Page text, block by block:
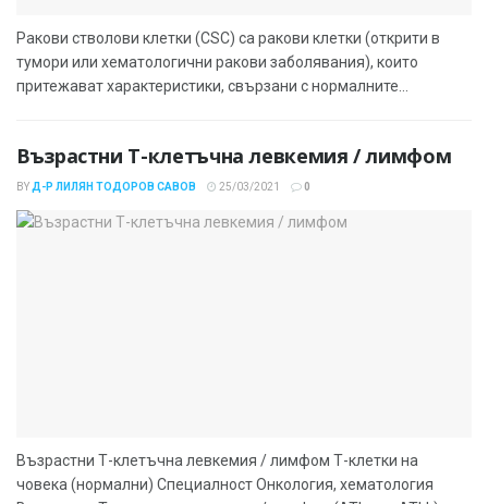
Ракови стволови клетки (CSC) са ракови клетки (открити в
тумори или хематологични ракови заболявания), които
притежават характеристики, свързани с нормалните...
Възрастни Т-клетъчна левкемия / лимфом
BY Д-Р ЛИЛЯН ТОДОРОВ САВОВ 25/03/2021 0
Възрастни Т-клетъчна левкемия / лимфом Т-клетки на
човека (нормални) Специалност Онкология, хематология